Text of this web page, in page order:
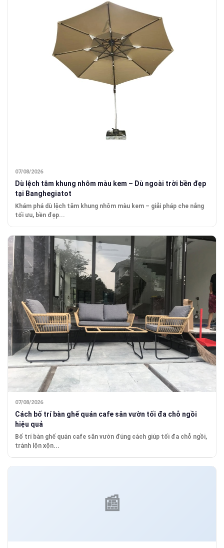
07/08/2026
Dù lệch tâm khung nhôm màu kem – Dù ngoài trời bền đẹp
tại Banghegiatot
Khám phá dù lệch tâm khung nhôm màu kem – giải pháp che nắng
tối ưu, bền đẹp...
07/08/2026
Cách bố trí bàn ghế quán cafe sân vườn tối đa chỗ ngồi
hiệu quả
Bố trí bàn ghế quán cafe sân vườn đúng cách giúp tối đa chỗ ngồi,
tránh lộn xộn...